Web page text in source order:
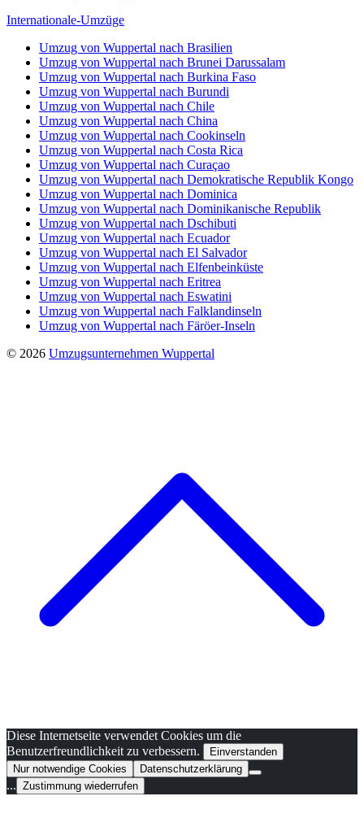
Internationale-Umzüge
Umzug von Wuppertal nach Brasilien
Umzug von Wuppertal nach Brunei Darussalam
Umzug von Wuppertal nach Burkina Faso
Umzug von Wuppertal nach Burundi
Umzug von Wuppertal nach Chile
Umzug von Wuppertal nach China
Umzug von Wuppertal nach Cookinseln
Umzug von Wuppertal nach Costa Rica
Umzug von Wuppertal nach Curaçao
Umzug von Wuppertal nach Demokratische Republik Kongo
Umzug von Wuppertal nach Dominica
Umzug von Wuppertal nach Dominikanische Republik
Umzug von Wuppertal nach Dschibuti
Umzug von Wuppertal nach Ecuador
Umzug von Wuppertal nach El Salvador
Umzug von Wuppertal nach Elfenbeinküste
Umzug von Wuppertal nach Eritrea
Umzug von Wuppertal nach Eswatini
Umzug von Wuppertal nach Falklandinseln
Umzug von Wuppertal nach Färöer-Inseln
© 2026 Umzugsunternehmen Wuppertal
Diese Internetseite verwendet Cookies um die
Benutzerfreundlichkeit zu verbessern.
Einverstanden
Nur notwendige Cookies
Datenschutzerklärung
... Zustimmung wiederrufen